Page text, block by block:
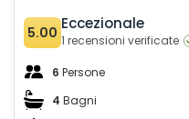
5.00 Eccezionale
1 recensioni verificate
6 Persone
4 Bagni